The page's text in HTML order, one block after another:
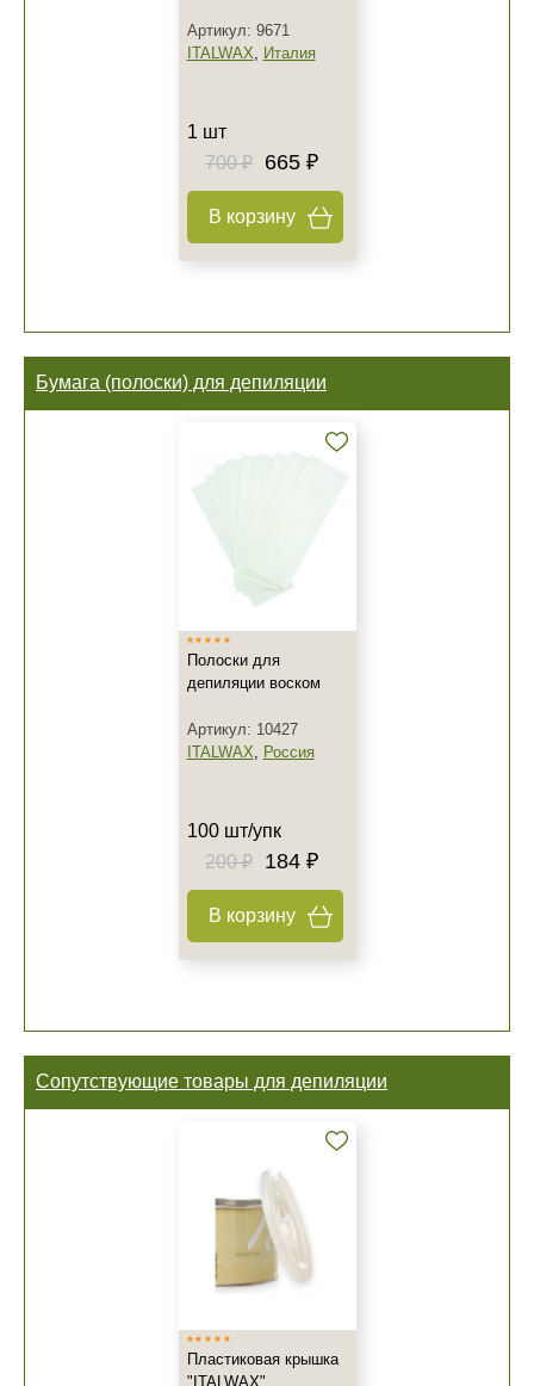
Артикул: 9671
ITALWAX, Италия
1 шт
700 ₽
665 ₽
В корзину
Бумага (полоски) для депиляции
Полоски для
депиляции воском
Артикул: 10427
ITALWAX, Россия
100 шт/упк
200 ₽
184 ₽
В корзину
Сопутствующие товары для депиляции
Пластиковая крышка
"ITALWAX"